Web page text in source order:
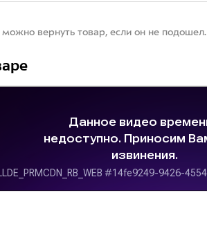
можно вернуть товар, если он не подошел.